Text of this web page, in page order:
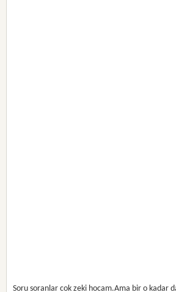
Soru soranlar cok zeki hocam.Ama bir o kadar